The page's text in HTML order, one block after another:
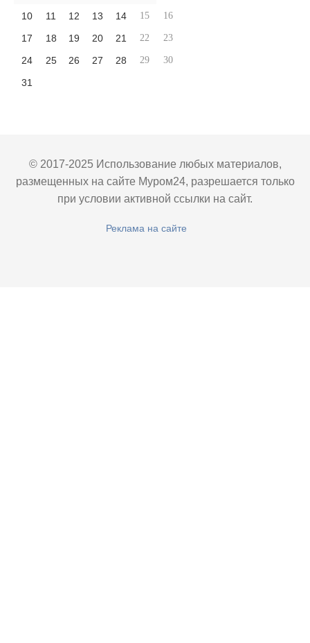
10 11 12 13 14 15 16
17 18 19 20 21 22 23
24 25 26 27 28 29 30
31
© 2017-2025 Использование любых материалов,
размещенных на сайте Муром24, разрешается только
при условии активной ссылки на сайт.
Реклама на сайте